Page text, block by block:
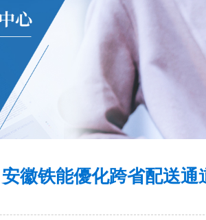
安徽铁能優化跨省配送通